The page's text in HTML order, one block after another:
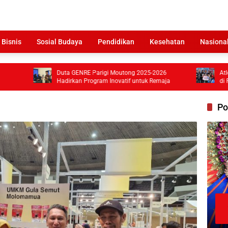
Bisnis Sosial Budaya Pendidikan Kesehatan Nasional
Duta GENRE Parigi Moutong 2025-2026
Hadirkan Program Inovatif untuk Remaja
Atlet Ganda
di Pickleball